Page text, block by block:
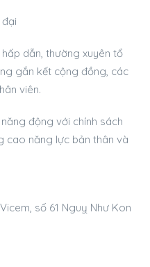
dẫn, thường xuyên tổ
gắn kết cộng đồng, các
viên.
động với chính sách
cao năng lực bản thân và
số 61 Nguỵ Như Kon